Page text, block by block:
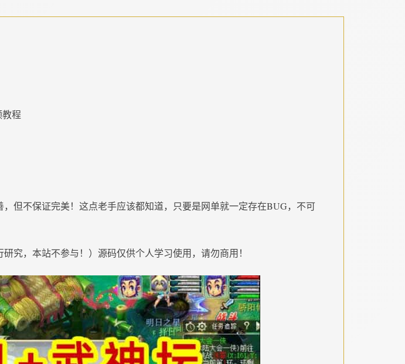
程
但不保证完美！这点老手应该都知道，只要是网单就一定存在BUG，不可
究，本站不参与！）源码仅供个人学习使用，请勿商用！